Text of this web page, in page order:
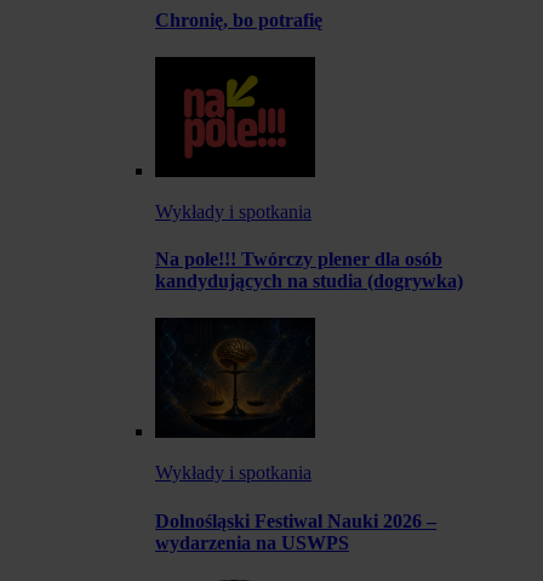
Chronię, bo potrafię
Wykłady i spotkania
Na pole!!! Twórczy plener dla osób
kandydujących na studia (dogrywka)
Wykłady i spotkania
Dolnośląski Festiwal Nauki 2026 –
wydarzenia na USWPS